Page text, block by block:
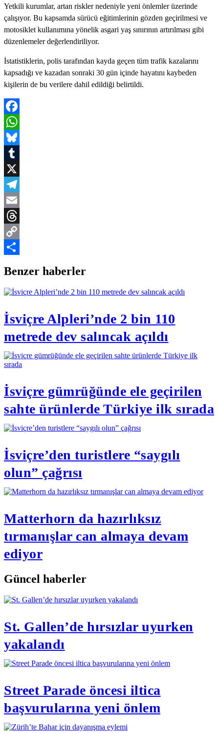
Yetkili kurumlar, artan riskler nedeniyle yeni önlemler üzerinde
çalışıyor. Bu kapsamda sürücü eğitimlerinin gözden geçirilmesi ve
motosiklet kullanımına yönelik asgari yaş sınırının artırılması gibi
düzenlemeler değerlendiriliyor.
İstatistiklerin, polis tarafından kayda geçen tüm trafik kazalarını
kapsadığı ve kazadan sonraki 30 gün içinde hayatını kaybeden
kişilerin de bu verilere dahil edildiği belirtildi.
Facebook
WhatsApp
Bluesky
Tumblr
X
Telegram
Email
Threads
Copy
Benzer haberler
İsviçre Alpleri’nde 2 bin 110
metrede dev salıncak açıldı
İsviçre gümrüğünde ele geçirilen
sahte ürünlerde Türkiye ilk sırada
İsviçre’den turistlere “saygılı
olun” çağrısı
Matterhorn da hazırlıksız
tırmanışlar can almaya devam
ediyor
Güncel haberler
St. Gallen’de hırsızlar uyurken
yakalandı
Street Parade öncesi iltica
başvurularına yeni önlem